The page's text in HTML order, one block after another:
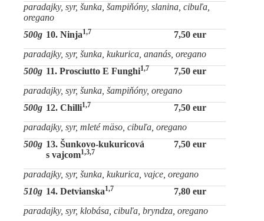
paradajky, syr, šunka, šampiňóny, slanina, cibuľa,
oregano
500g 10. Ninja1,7
7,50 eur
paradajky, syr, šunka, kukurica, ananás, oregano
500g 11. Prosciutto E Funghi1,7
7,50 eur
paradajky, syr, šunka, šampiňóny, oregano
500g 12. Chilli1,7
7,50 eur
paradajky, syr, mleté mäso, cibuľa, oregano
500g 13. Šunkovo-kukuricová
s vajcom1,3,7
7,50 eur
paradajky, syr, šunka, kukurica, vajce, oregano
510g 14. Detvianska1,7
7,80 eur
paradajky, syr, klobása, cibuľa, bryndza, oregano